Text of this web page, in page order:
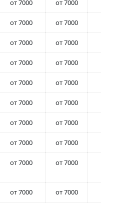
от 7000 от 7000
от 7000 от 7000
от 7000 от 7000
от 7000 от 7000
от 7000 от 7000
от 7000 от 7000
от 7000 от 7000
от 7000 от 7000
от 7000 от 7000
от 7000 от 7000